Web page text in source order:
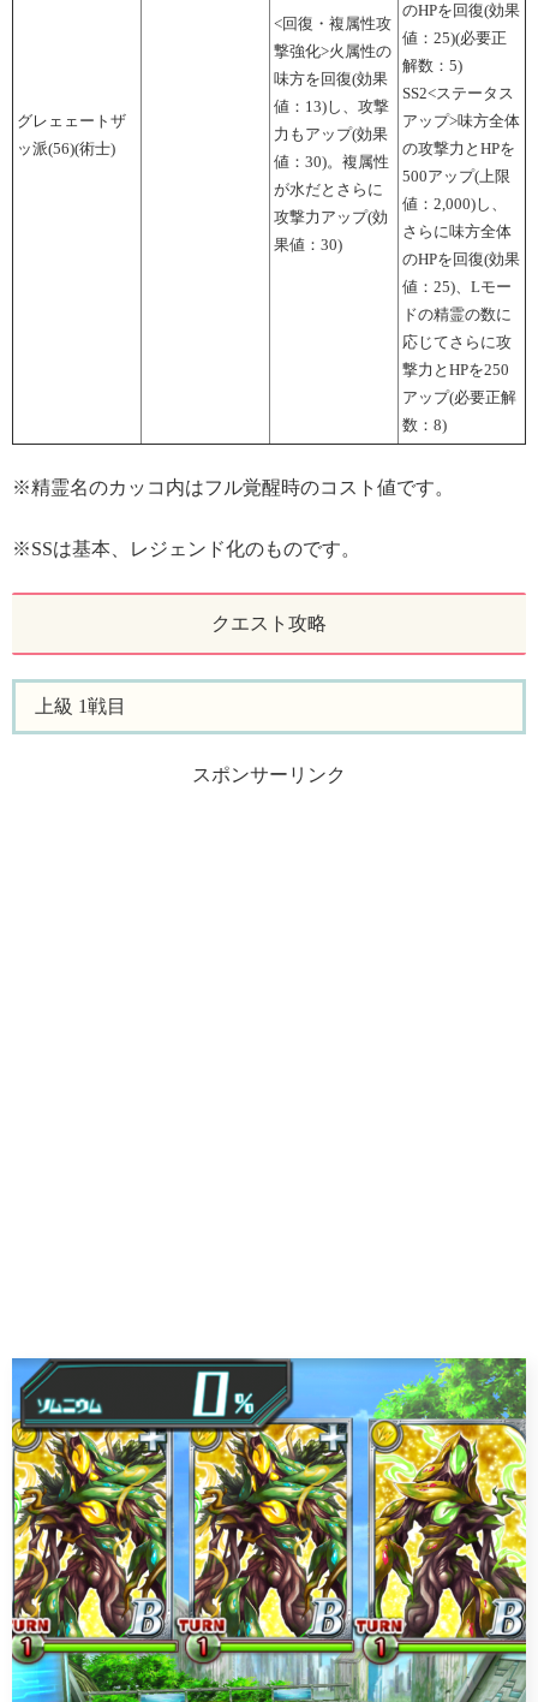
グレェェートザ
ッ派(56)(術士)
<回復・複属性攻
撃強化>火属性の
味方を回復(効果
値：13)し、攻撃
力もアップ(効果
値：30)。複属性
が水だとさらに
攻撃力アップ(効
果値：30)
のHPを回復(効果
値：25)(必要正
解数：5)
SS2<ステータス
アップ>味方全体
の攻撃力とHPを
500アップ(上限
値：2,000)し、
さらに味方全体
のHPを回復(効果
値：25)、Lモー
ドの精霊の数に
応じてさらに攻
撃力とHPを250
アップ(必要正解
数：8)
※精霊名のカッコ内はフル覚醒時のコスト値です。
※SSは基本、レジェンド化のものです。
クエスト攻略
上級 1戦目
スポンサーリンク